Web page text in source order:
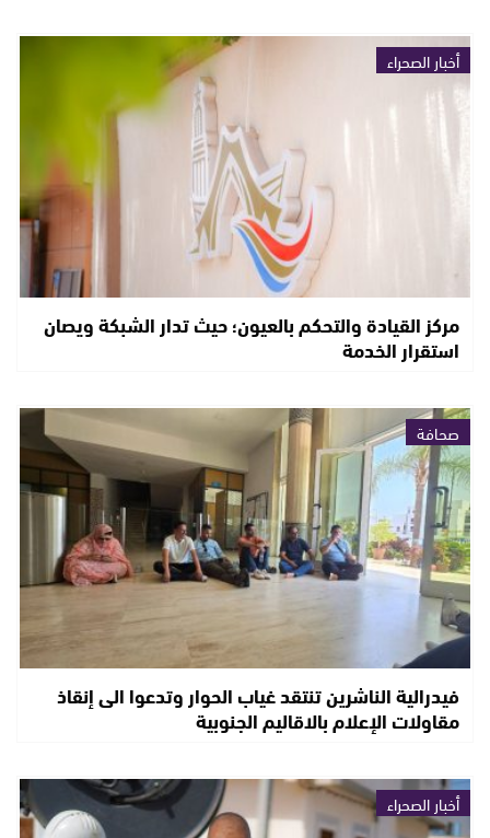
أخبار الصحراء
مركز القيادة والتحكم بالعيون؛ حيث تدار الشبكة ويصان
استقرار الخدمة
صحافة
فيدرالية الناشرين تنتقد غياب الحوار وتدعوا الى إنقاذ
مقاولات الإعلام بالاقاليم الجنوبية
أخبار الصحراء